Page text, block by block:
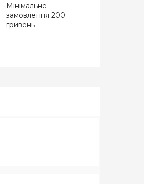
Мінімальне
замовлення 200
гривень